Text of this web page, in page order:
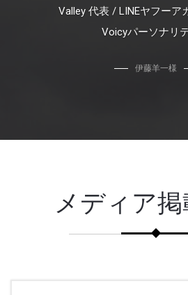
Valley 代表 / LINEヤフーア
Voicyパーソナリテ
伊藤羊一様
メディア